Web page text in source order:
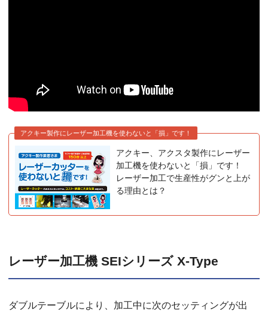
アクキー製作にレーザー加工機を使わないと「損」です！
アクキー、アクスタ製作にレーザー
加工機を使わないと「損」です！
レーザー加工で生産性がグンと上が
る理由とは？
レーザー加工機 SEIシリーズ X-Type
ダブルテーブルにより、加工中に次のセッティングが出